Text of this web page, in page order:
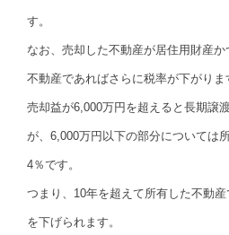
す。
なお、売却した不動産が居住用財産
不動産であればさらに税率が下がりま
売却益が6,000万円を超えると長期譲
が、6,000万円以下の部分については
4％です。
つまり、10年を超えて所有した不動
を下げられます。